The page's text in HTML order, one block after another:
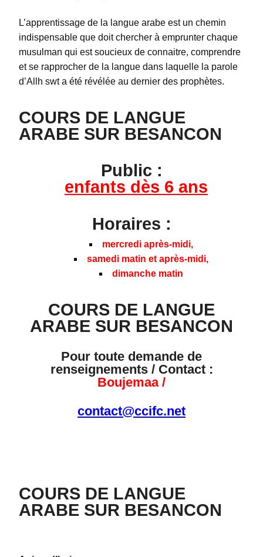
L’apprentissage de la langue arabe est un chemin
indispensable que doit chercher à emprunter chaque
musulman qui est soucieux de connaitre, comprendre
et se rapprocher de la langue dans laquelle la parole
d’Allh swt a été révélée au dernier des prophètes.
COURS DE LANGUE
ARABE SUR BESANCON
Public:
enfants dès 6 ans
Horaires :
mercredi après-midi,
samedi matin et après-midi,
dimanche matin
COURS DE LANGUE
ARABE SUR BESANCON
Pour toute demande de
renseignements / Contact :
Boujemaa /
contact@ccifc.net
COURS DE LANGUE
ARABE SUR BESANCON